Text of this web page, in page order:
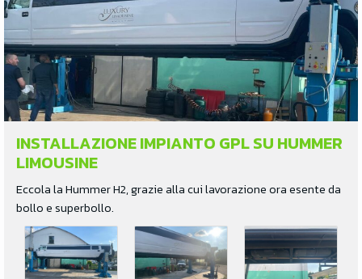
INSTALLAZIONE IMPIANTO GPL SU HUMMER
LIMOUSINE
Eccola la Hummer H2, grazie alla cui lavorazione ora esente da
bollo e superbollo.